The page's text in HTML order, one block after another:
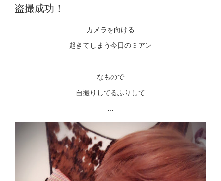
盗撮成功！
カメラを向ける
起きてしまう今日のミアン
なもので
自撮りしてるふりして
…